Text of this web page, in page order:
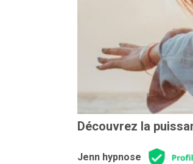
Découvrez la
Jenn hypnose